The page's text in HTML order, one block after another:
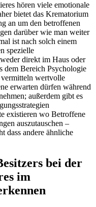
hören viele emotionale
bietet das Krematorium
an um den betroffenen
darüber wie man weiter
ist nach solch einem
spezielle
direkt im Haus oder
dem Bereich Psychologie
wertvolle
erwarten dürfen während
außerdem gibt es
existieren wo Betroffene
auszutauschen –
dass andere ähnliche
bei der
im